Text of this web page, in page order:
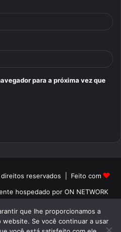
para a próxima vez que
reservados | Feito com
hospedado por ON NETWORK
Uso
Politica de Privacidade
que lhe proporcionamos a
Se você continuar a usar